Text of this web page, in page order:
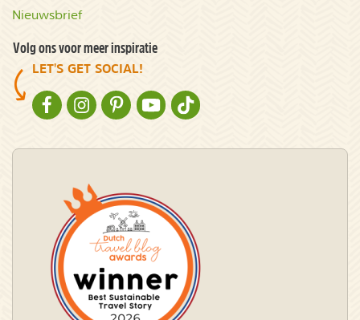
Nieuwsbrief
Volg ons voor meer inspiratie
LET'S GET SOCIAL!
NATURESCANNER OP FACEBOOK
NATURESCANNER OP INSTAGRAM
NATURESCANNER OP PINTEREST
NATURESCANNER OP YOUTUBE
NATURESCANNER OP TIKTOK